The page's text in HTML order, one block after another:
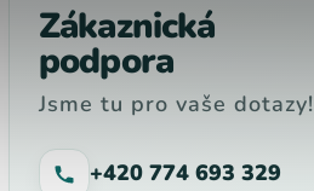
Zákaznická
podpora
Jsme tu pro vaše dotazy!
+420 774 693 329